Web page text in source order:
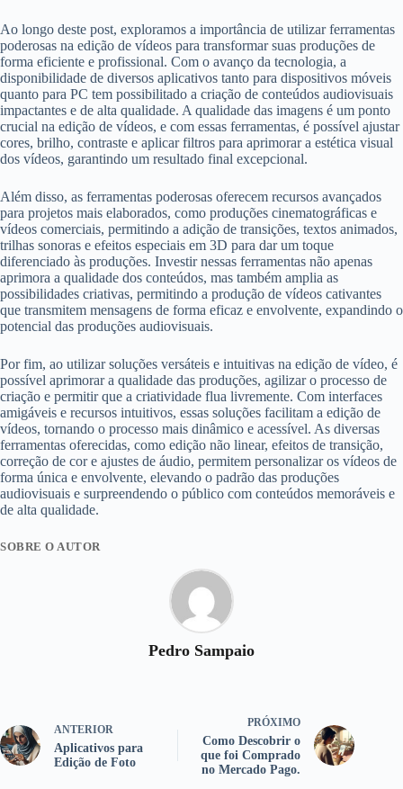
Ao longo deste post, exploramos a importância de utilizar ferramentas
poderosas na edição de vídeos para transformar suas produções de
forma eficiente e profissional. Com o avanço da tecnologia, a
disponibilidade de diversos aplicativos tanto para dispositivos móveis
quanto para PC tem possibilitado a criação de conteúdos audiovisuais
impactantes e de alta qualidade. A qualidade das imagens é um ponto
crucial na edição de vídeos, e com essas ferramentas, é possível ajustar
cores, brilho, contraste e aplicar filtros para aprimorar a estética visual
dos vídeos, garantindo um resultado final excepcional.
Além disso, as ferramentas poderosas oferecem recursos avançados
para projetos mais elaborados, como produções cinematográficas e
vídeos comerciais, permitindo a adição de transições, textos animados,
trilhas sonoras e efeitos especiais em 3D para dar um toque
diferenciado às produções. Investir nessas ferramentas não apenas
aprimora a qualidade dos conteúdos, mas também amplia as
possibilidades criativas, permitindo a produção de vídeos cativantes
que transmitem mensagens de forma eficaz e envolvente, expandindo o
potencial das produções audiovisuais.
Por fim, ao utilizar soluções versáteis e intuitivas na edição de vídeo, é
possível aprimorar a qualidade das produções, agilizar o processo de
criação e permitir que a criatividade flua livremente. Com interfaces
amigáveis e recursos intuitivos, essas soluções facilitam a edição de
vídeos, tornando o processo mais dinâmico e acessível. As diversas
ferramentas oferecidas, como edição não linear, efeitos de transição,
correção de cor e ajustes de áudio, permitem personalizar os vídeos de
forma única e envolvente, elevando o padrão das produções
audiovisuais e surpreendendo o público com conteúdos memoráveis e
de alta qualidade.
SOBRE O AUTOR
Pedro Sampaio
ANTERIOR
Aplicativos para
Edição de Foto
PRÓXIMO
Como Descobrir o
que foi Comprado
no Mercado Pago.